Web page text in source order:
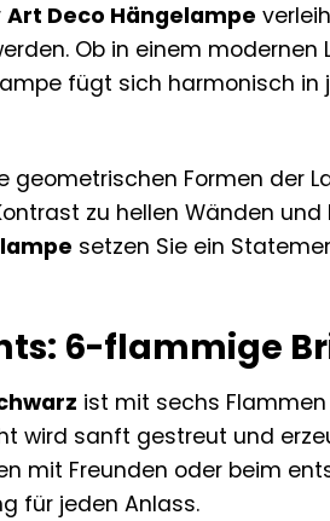
Art Deco Hängelampe
Ob in einem
fügt sich harmonisch
geometrischen Formen der
zu hellen Wänden
setzen Sie ein
6-flammige
ist mit sechs
wird sanft gestreut und
mit Freunden oder beim
für jeden Anlass.